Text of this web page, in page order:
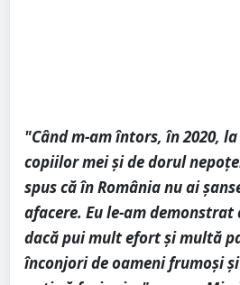
"Când m-am întors, în 2020,
copiilor mei și de dorul
spus că în România nu ai
afacere. Eu le-am demonstrat
dacă pui mult efort și multă
înconjori de oameni frumoși